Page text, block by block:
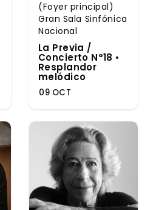
(Foyer principal)
Gran Sala Sinfónica
Nacional
La Previa /
Concierto N°18 •
Resplandor
melódico
09 OCT